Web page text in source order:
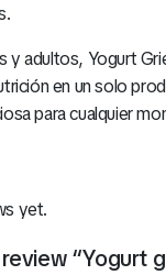
y adultos, Yogurt
en un solo
para cualquier
yet.
“Yogurt